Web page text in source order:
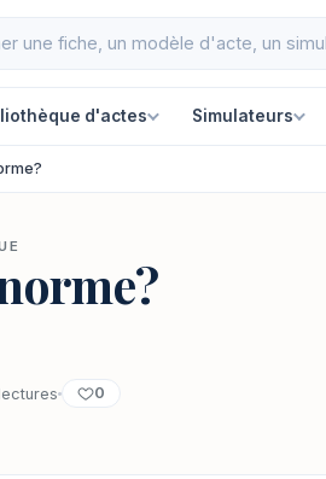
d'actes Simulateurs
0